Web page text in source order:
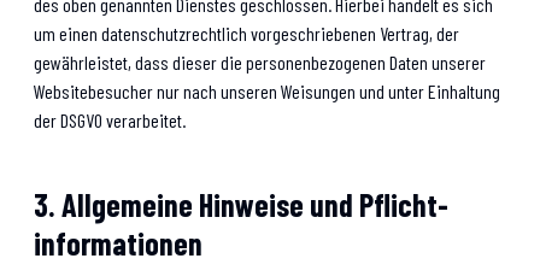
um einen datenschutzrechtlich vorgeschriebenen Vertrag, der
gewährleistet, dass dieser die personenbezogenen Daten unserer
Websitebesucher nur nach unseren Weisungen und unter Einhaltung
der DSGVO verarbeitet.
3. Allgemeine Hinweise und Pflicht­
informationen